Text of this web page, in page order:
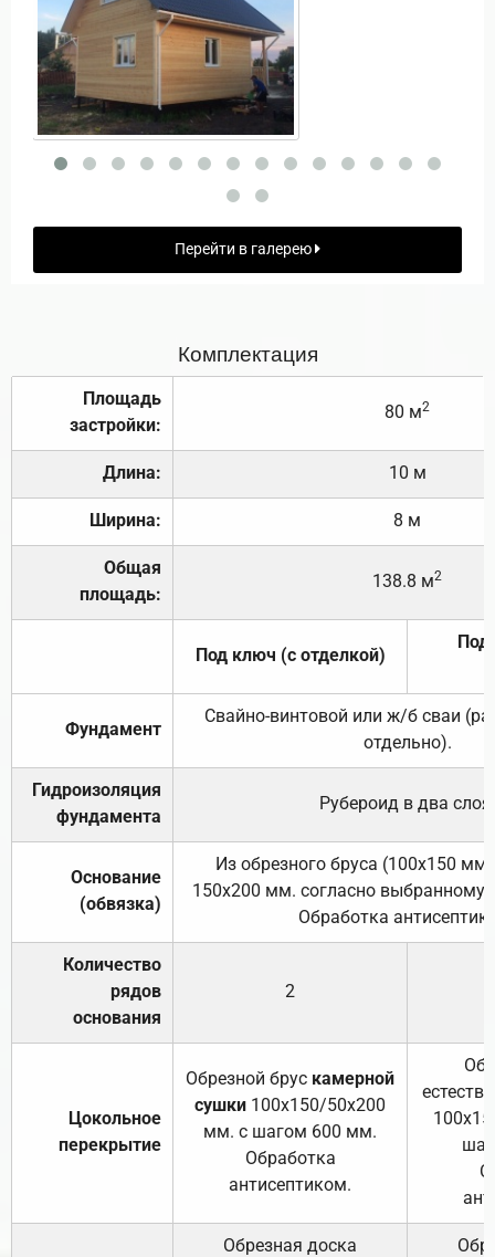
Перейти в галерею
Комплектация
Площадь
застройки:
80 м2
Длина: 10 м
Ширина: 8 м
Общая
площадь:
138.8 м2
Под ключ (с отделкой)
Под
Фундамент
Свайно-винтовой или ж/б сваи
отдельно).
Гидроизоляция
фундамента
Рубероид в два слоя.
Основание
(обвязка)
Из обрезного бруса (100х150
150х200 мм. согласно выбранному
Обработка
Количество
рядов
основания
2
Цокольное
перекрытие
Обрезной брус камерной
сушки 100х150/50х200
мм. с шагом 600 мм.
Обработка
антисептиком.
Обрезная доска